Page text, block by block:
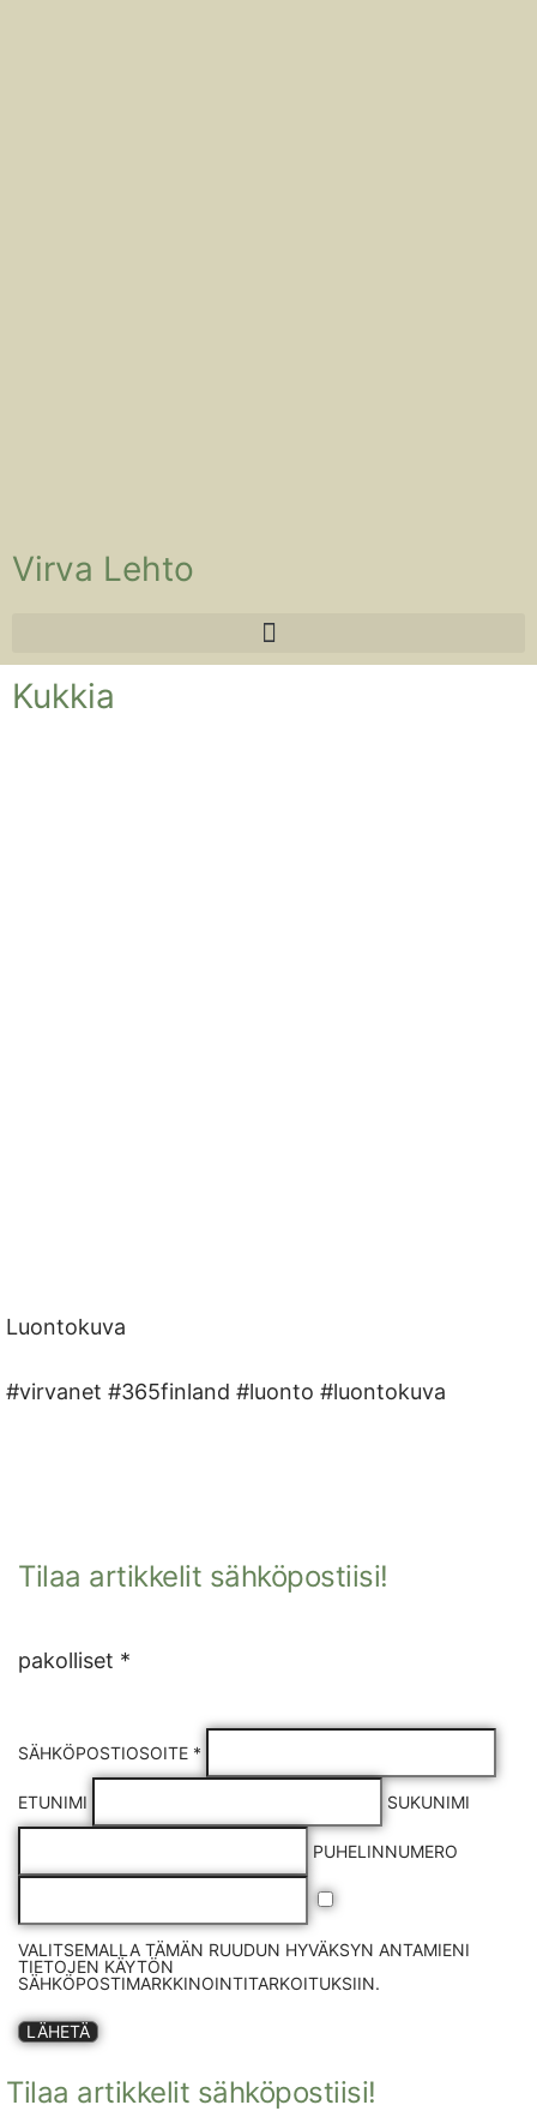
Virva Lehto
Kukkia
Luontokuva
#virvanet #365finland #luonto #luontokuva
Tilaa artikkelit sähköpostiisi!
pakolliset *
SÄHKÖPOSTIOSOITE *
ETUNIMI SUKUNIMI
PUHELINNUMERO
VALITSEMALLA TÄMÄN RUUDUN HYVÄKSYN ANTAMIENI
TIETOJEN KÄYTÖN
SÄHKÖPOSTIMARKKINOINTITARKOITUKSIIN.
LÄHETÄ
Tilaa artikkelit sähköpostiisi!